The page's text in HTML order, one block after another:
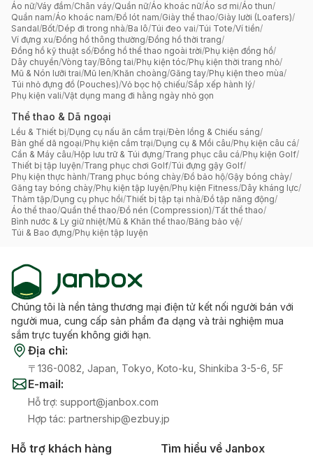
Áo nữ/Váy đầm/Chân váy/Quần nữ/Áo khoác nữ/Áo sơ mi/Áo thun/
Quần nam/Áo khoác nam/Đồ lót nam/Giày thể thao/Giày lười (Loafers)/
Sandal/Bốt/Dép đi trong nhà/Ba lô/Túi đeo vai/Túi Tote/Ví tiền/
Ví đựng xu/Đồng hồ thông thường/Đồng hồ thời trang/
Đồng hồ kỹ thuật số/Đồng hồ thể thao ngoài trời/Phụ kiện đồng hồ/
Dây chuyền/Vòng tay/Bông tai/Phụ kiện tóc/Phụ kiện thời trang nhỏ/
Mũ & Nón lưỡi trai/Mũ len/Khăn choàng/Găng tay/Phụ kiện theo mùa/
Túi nhỏ đựng đồ (Pouches)/Vỏ bọc hộ chiếu/Sắp xếp hành lý/
Phụ kiện vali/Vật dụng mang đi hằng ngày nhỏ gọn
Thể thao & Dã ngoại
Lều & Thiết bị/Dụng cụ nấu ăn cắm trại/Đèn lồng & Chiếu sáng/
Bàn ghế dã ngoại/Phụ kiện cắm trại/Dụng cụ & Mồi câu/Phụ kiện câu cá/
Cần & Máy câu/Hộp lưu trữ & Túi đựng/Trang phục câu cá/Phụ kiện Golf/
Thiết bị tập luyện/Trang phục chơi Golf/Túi đựng gậy Golf/
Phụ kiện thực hành/Trang phục bóng chày/Đồ bảo hộ/Gậy bóng chày/
Găng tay bóng chày/Phụ kiện tập luyện/Phụ kiện Fitness/Dây kháng lực/
Thảm tập/Dụng cụ phục hồi/Thiết bị tập tại nhà/Đồ tập năng động/
Áo thể thao/Quần thể thao/Đồ nén (Compression)/Tất thể thao/
Bình nước & Ly giữ nhiệt/Mũ & Khăn thể thao/Băng bảo vệ/
Túi & Bao đựng/Phụ kiện tập luyện
Chúng tôi là nền tảng thương mại điện tử kết nối người bán với
người mua, cung cấp sản phẩm đa dạng và trải nghiệm mua
sắm trực tuyến không giới hạn.
Địa chỉ:
〒136-0082, Japan, Tokyo, Koto-ku, Shinkiba 3-5-6, 5F
E-mail:
Hỗ trợ: support@janbox.com
Hợp tác: partnership@ezbuy.jp
Hỗ trợ khách hàng Tìm hiểu về Janbox